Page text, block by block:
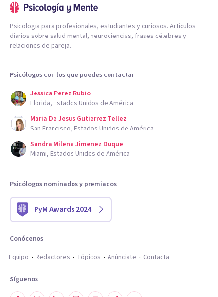
Psicología para profesionales, estudiantes y curiosos. Artículos
diarios sobre salud mental, neurociencias, frases célebres y
relaciones de pareja.
Psicólogos con los que puedes contactar
Jessica Perez Rubio
Florida, Estados Unidos de América
Maria De Jesus Gutierrez Tellez
San Francisco, Estados Unidos de América
Sandra Milena Jimenez Duque
Miami, Estados Unidos de América
Psicólogos nominados y premiados
PyM Awards 2024
Conócenos
Equipo
Redactores Tópicos Anúnciate Contacta
Síguenos